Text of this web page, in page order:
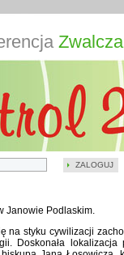
ZALOGUJ
Janowie Podlaskim.
na styku cywilizacji
Doskonała